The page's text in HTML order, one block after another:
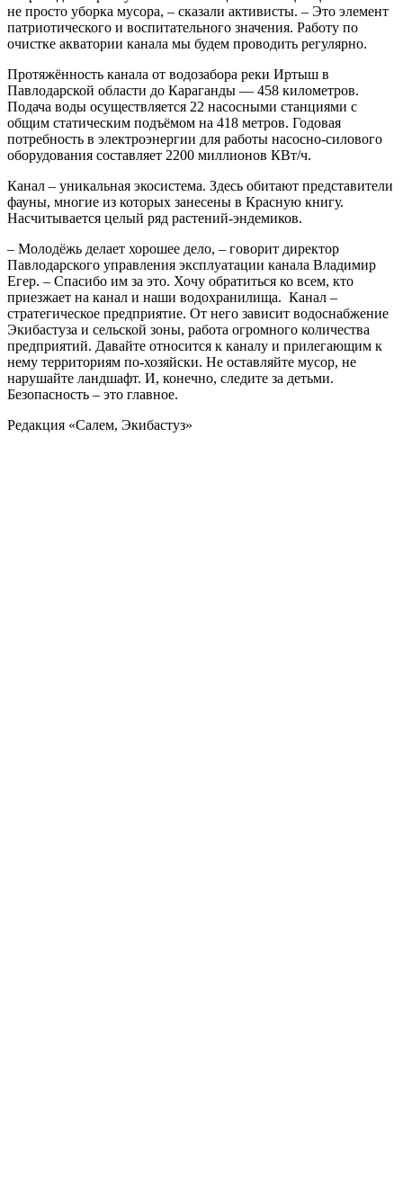
не просто уборка мусора, – сказали активисты. – Это элемент
патриотического и воспитательного значения. Работу по
очистке акватории канала мы будем проводить регулярно.
Протяжённость канала от водозабора реки Иртыш в
Павлодарской области до Караганды — 458 километров.
Подача воды осуществляется 22 насосными станциями с
общим статическим подъёмом на 418 метров. Годовая
потребность в электроэнергии для работы насосно-силового
оборудования составляет 2200 миллионов КВт/ч.
Канал – уникальная экосистема. Здесь обитают представители
фауны, многие из которых занесены в Красную книгу.
Насчитывается целый ряд растений-эндемиков.
– Молодёжь делает хорошее дело, – говорит директор
Павлодарского управления эксплуатации канала Владимир
Егер. – Спасибо им за это. Хочу обратиться ко всем, кто
приезжает на канал и наши водохранилища. Канал –
стратегическое предприятие. От него зависит водоснабжение
Экибастуза и сельской зоны, работа огромного количества
предприятий. Давайте относится к каналу и прилегающим к
нему территориям по-хозяйски. Не оставляйте мусор, не
нарушайте ландшафт. И, конечно, следите за детьми.
Безопасность – это главное.
Редакция «Салем, Экибастуз»